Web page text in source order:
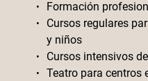
Formación
Cursos regulares
y niños
Cursos intensivos
Teatro para centros